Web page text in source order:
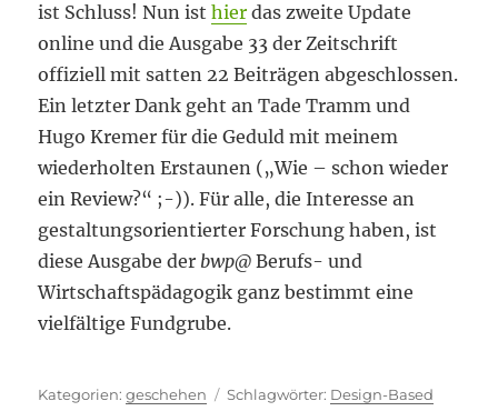
ist Schluss! Nun isthier das zweite Update
online und die Ausgabe 33 der Zeitschrift
offiziell mit satten 22 Beiträgen abgeschlossen.
Ein letzter Dank geht an Tade Tramm und
Hugo Kremer für die Geduld mit meinem
wiederholten Erstaunen („Wie – schon wieder
ein Review?“ ;-)). Für alle, die Interesse an
gestaltungsorientierter Forschung haben, ist
diese Ausgabe der bwp@ Berufs- und
Wirtschaftspädagogik ganz bestimmt eine
vielfältige Fundgrube.
Kategorien
geschehen Schlagwörter
Design-Based